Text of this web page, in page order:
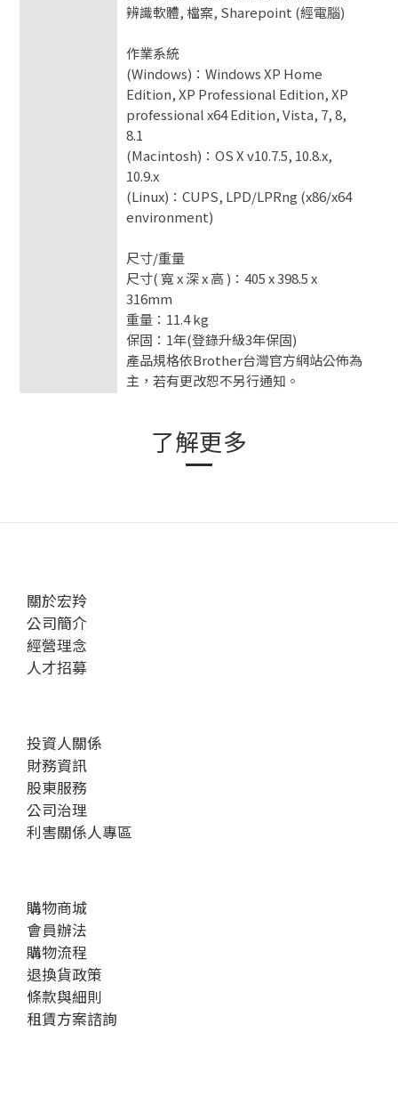
辨識軟體, 檔案, Sharepoint (經電腦)
作業系統
(Windows)：Windows XP Home
Edition, XP Professional Edition, XP
professional x64 Edition, Vista, 7, 8,
8.1
(Macintosh)：OS X v10.7.5, 10.8.x,
10.9.x
(Linux)：CUPS, LPD/LPRng (x86/x64
environment)
尺寸/重量
尺寸( 寬 x 深 x 高 )：405 x 398.5 x
316mm
重量：11.4 kg
保固：1年(登錄升級3年保固)
產品規格依Brother台灣官方網站公佈為
主，若有更改恕不另行通知。
了解更多
關於宏羚
公司簡介
經營理念
人才招募
投資人關係
財務資訊
股東服務
公司治理
利害關係人專區
購物商城
會員辦法
購物流程
退換貨政策
條款與細則
租賃方案諮詢